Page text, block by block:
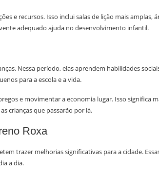
e recursos. Isso inclui salas de lição mais amplas,
adequado ajuda no desenvolvimento infantil.
Nessa período, elas aprendem habilidades
para a escola e a vida.
e movimentar a economia lugar. Isso significa
crianças que passarão por lá.
Roxa
trazer melhorias significativas para a cidade.
a dia.